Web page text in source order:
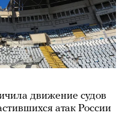
движение судов
атак России